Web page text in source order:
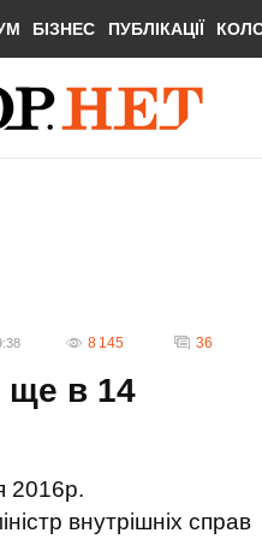
БІЗНЕС ПУБЛІКАЦІЇ
8 145 36
ще в 14
2016р.
внутрішніх справ